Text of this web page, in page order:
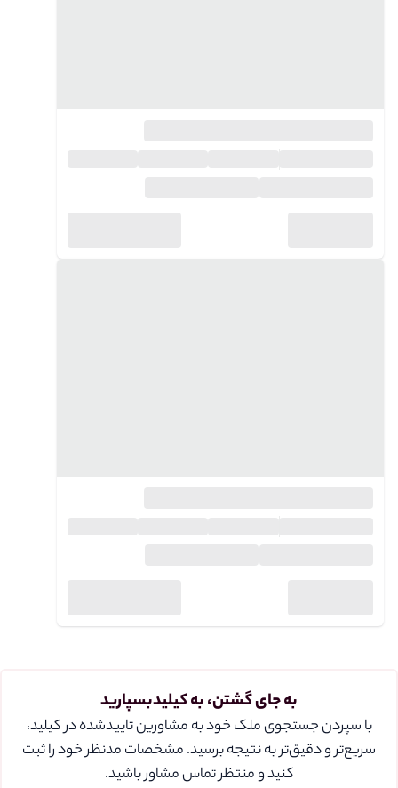
به جای گشتن، به کیلیدبسپارید
با سپردن جستجوی ملک خود به مشاورین تایید‌شده در کیلید،
سریع‌تر و دقیق‌تر به نتیجه برسید. مشخصات مدنظر خود را ثبت
کنید و منتظر تماس مشاور باشید.